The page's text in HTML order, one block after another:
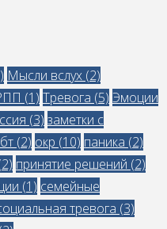
Мысли вслух (2)
(1) Тревога (5) Эмоции
(3) заметки с
(2) окр (10) паника (2)
принятие решений (2)
(1) семейные
тревога (3)